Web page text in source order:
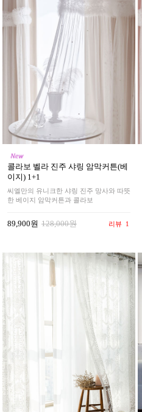
콜라보 벨라 진주 샤링 암막커튼(베
이지) 1+1
씨엘만의 유니크한 샤링 진주 망사와 따뜻
한 베이지 암막커튼과 콜라보
89,900원 128,000원 리뷰 1